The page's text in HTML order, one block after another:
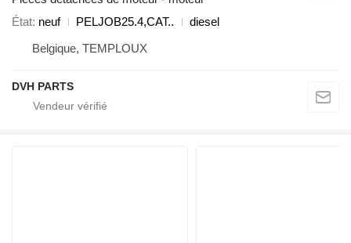
État neuf PELJOB25.4,CAT..
diesel
Belgique, TEMPLOUX
DVH PARTS